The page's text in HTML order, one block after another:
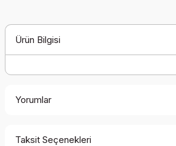
Ürün Bilgisi
Yorumlar
Taksit Seçenekleri